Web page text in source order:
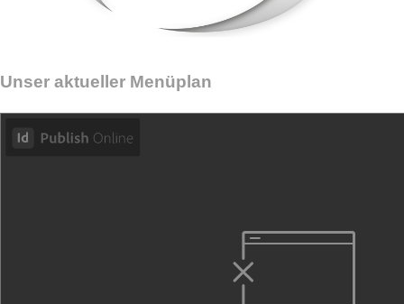
Unser aktueller Menüplan